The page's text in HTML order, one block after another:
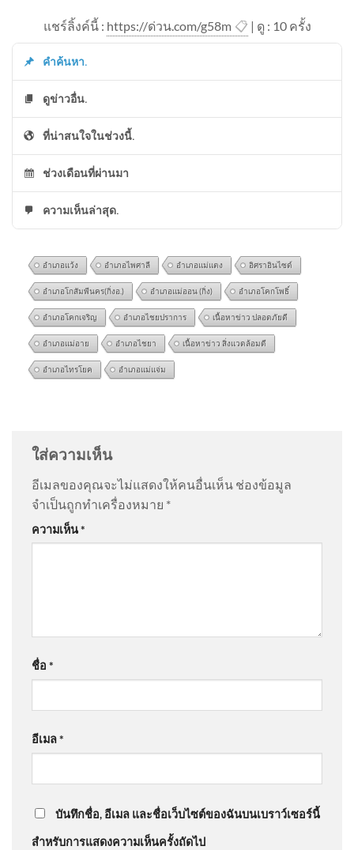
แชร์ลิ้งค์นี้ : https://ด่วน.com/g58m 📋 | ดู : 10ครั้ง
คำค้นหา.
ดูข่าวอื่น.
ที่น่าสนใจในช่วงนี้.
ช่วงเดือนที่ผ่านมา
ความเห็นล่าสุด.
อำเภอแว้ง อำเภอไพศาลี อำเภอแม่แตง อิศราอินไซด์
อำเภอโกสัมพีนคร(กิ่งอ.) อำเภอแม่ออน (กิ่ง) อำเภอโคกโพธิ์
อำเภอโคกเจริญ อำเภอไชยปราการ เนื้อหาข่าว ปลอดภัยดี
อำเภอแม่อาย อำเภอไชยา เนื้อหาข่าว สิ่งแวดล้อมดี
อำเภอไทรโยค อำเภอแม่แจ่ม
@JenjiraPongnan
ร่ำไห้ไม่คิดว่าจะแพ้คดี ศาลสั่ง
ชดใช้ “ต้อม รชนีกร” 7.7 ล้าน อัพเดทข่าว
@แม่จ๋าขอตังค์5บาท-ง6ฝ
บัตรสวัสดิกา…”
แข็งได้แค่ไหน วันที่หลานถึงบ้าน อัพเดทข่าว: “ดืใจทื
น้องกลับไทยแล้…
ใส่ความเห็น
อีเมลของคุณจะไม่แสดงให้คนอื่นเห็น ช่องข้อมูล
จำเป็นถูกทำเครื่องหมาย *
ความเห็น*
ชื่อ *
อีเมล*
บันทึกชื่อ, อีเมล และชื่อเว็บไซต์ของฉันบนเบราว์เซอร์นี้
สำหรับการแสดงความเห็นครั้งถัดไป